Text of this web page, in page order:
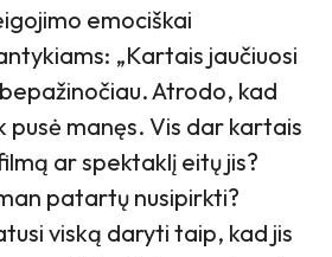
emociškai
„Kartais jaučiuosi
Atrodo, kad
pusė manęs. Vis dar kartais
ar spektaklį eitų jis?
patartų nusipirkti?
viską daryti taip, kad jis